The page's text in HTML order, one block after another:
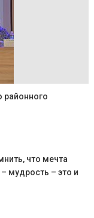
районного
что мечта
мудрость – это и